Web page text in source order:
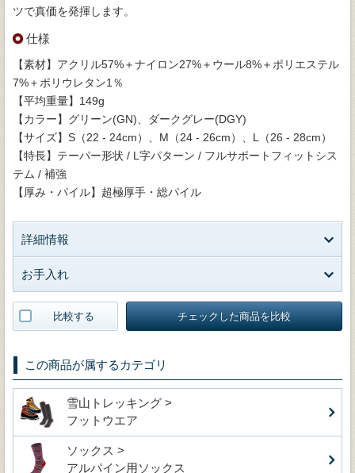
ツで真価を発揮します。
仕様
【素材】アクリル57%＋ナイロン27%＋ウール8%＋ポリエステル
7%＋ポリウレタン1％
【平均重量】149g
【カラー】グリーン(GN)、ダークグレー(DGY)
【サイズ】S（22 - 24cm）、M（24 - 26cm）、L（26 - 28cm）
【特長】テーパー形状 / L字パターン / フルサポートフィットシス
テム / 補強
【厚み・パイル】超極厚手・総パイル
詳細情報
お手入れ
比較する チェックした商品を比較
この商品が属するカテゴリ
雪山トレッキング >
フットウエア
ソックス >
アルパイン用ソックス